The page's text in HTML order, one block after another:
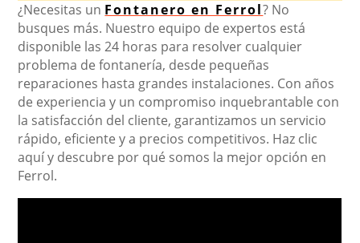
¿Necesitas un Fontanero en Ferrol? No
busques más. Nuestro equipo de expertos está
disponible las 24 horas para resolver cualquier
problema de fontanería, desde pequeñas
reparaciones hasta grandes instalaciones. Con años
de experiencia y un compromiso inquebrantable con
la satisfacción del cliente, garantizamos un servicio
rápido, eficiente y a precios competitivos. Haz clic
aquí y descubre por qué somos la mejor opción en
Ferrol.